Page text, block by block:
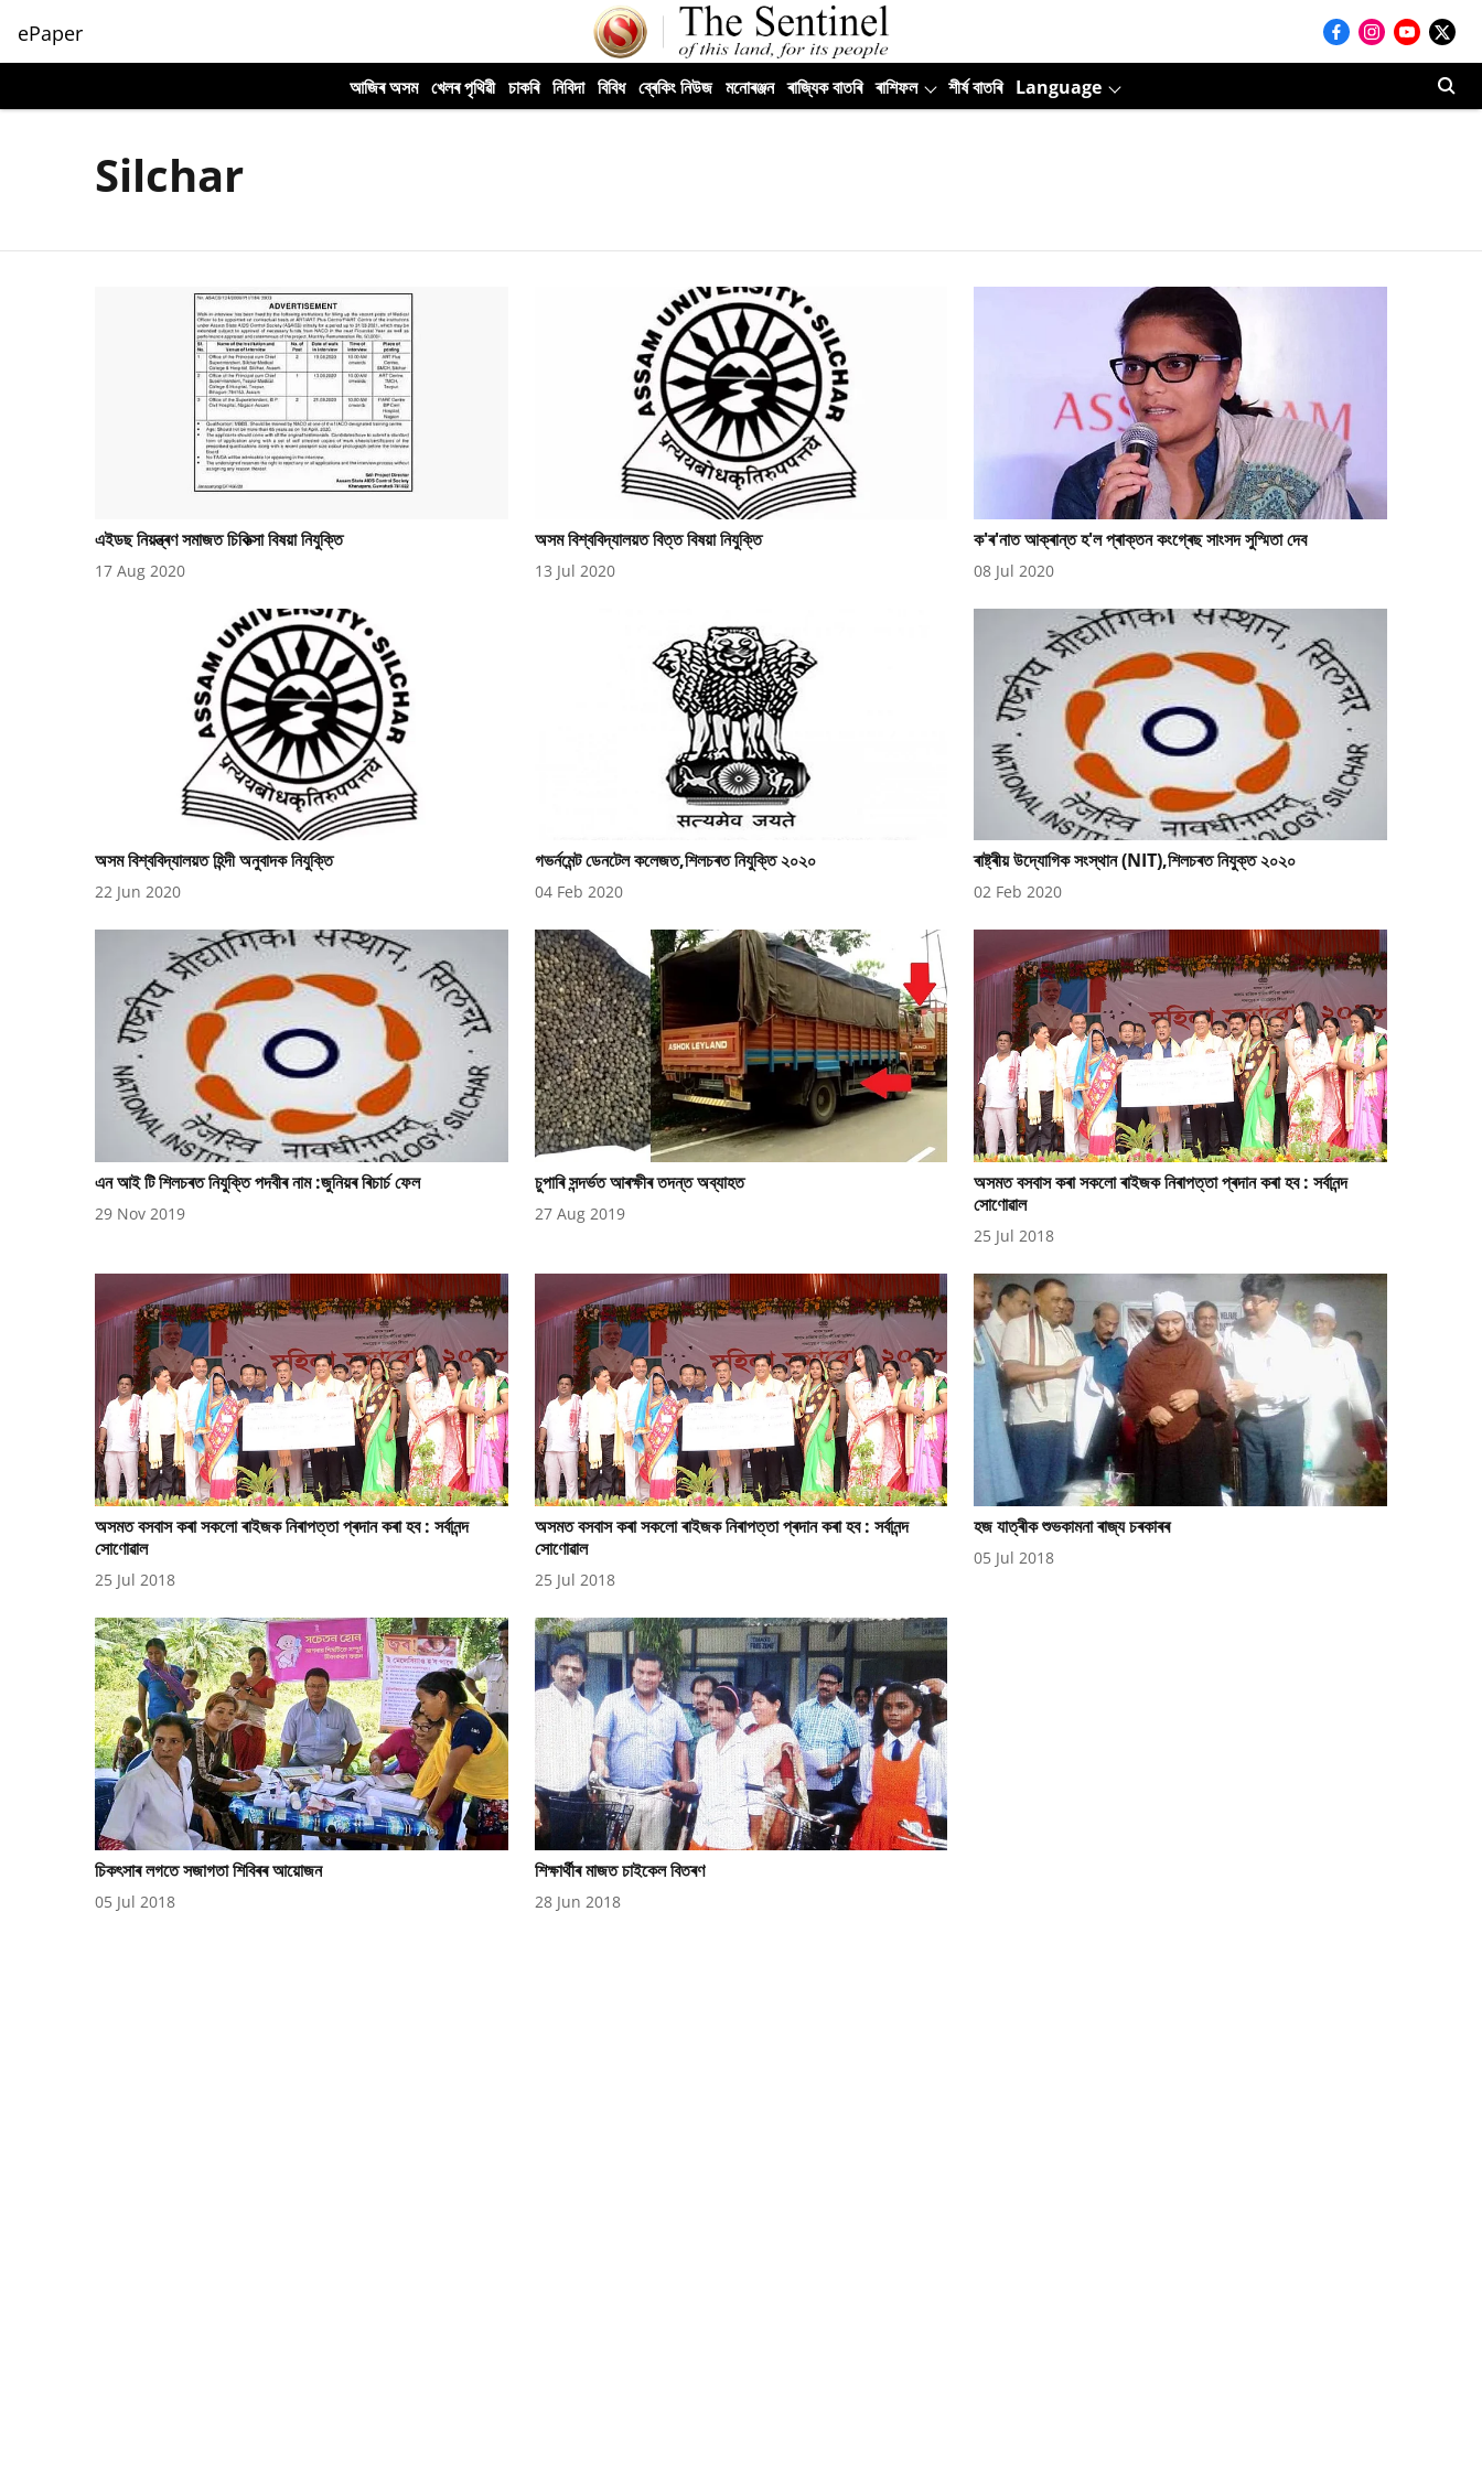
ePaper
আজিৰ অসম খেলৰ পৃথিৱী চাকৰি নিবিদা বিবিধ ব্ৰেকিং নিউজ মনোৰঞ্জন ৰাজ্যিক বাতৰি ৰাশিফল শীৰ্ষ বাতৰি Language
Silchar
এইডছ নিয়ন্ত্ৰণ সমাজত চিকিত্সা বিষয়া নিযুক্তি
17 Aug 2020
অসম বিশ্ববিদ্যালয়ত বিত্ত বিষয়া নিযুক্তি
13 Jul 2020
ক'ৰ'নাত আক্ৰান্ত হ'ল প্ৰাক্তন কংগ্ৰেছ সাংসদ সুস্মিতা দেব
08 Jul 2020
অসম বিশ্ববিদ্যালয়ত হিন্দী অনুবাদক নিযুক্তি
22 Jun 2020
গভৰ্নমেন্ট ডেনটেল কলেজত,শিলচৰত নিযুক্তি ২০২০
04 Feb 2020
ৰাষ্ট্ৰীয় উদ্যোগিক সংস্থান (NIT),শিলচৰত নিযুক্ত ২০২০
02 Feb 2020
এন আই টি শিলচৰত নিযুক্তি পদবীৰ নাম :জুনিয়ৰ ৰিচাৰ্চ ফেল
29 Nov 2019
চুপাৰি সন্দৰ্ভত আৰক্ষীৰ তদন্ত অব্যাহত
27 Aug 2019
অসমত বসবাস কৰা সকলো ৰাইজক নিৰাপত্তা প্ৰদান কৰা হব : সৰ্বানন্দ
সোণোৱাল
25 Jul 2018
অসমত বসবাস কৰা সকলো ৰাইজক নিৰাপত্তা প্ৰদান কৰা হব : সৰ্বানন্দ
সোণোৱাল
25 Jul 2018
অসমত বসবাস কৰা সকলো ৰাইজক নিৰাপত্তা প্ৰদান কৰা হব : সৰ্বানন্দ
সোণোৱাল
25 Jul 2018
হজ যাত্ৰীক শুভকামনা ৰাজ্য চৰকাৰৰ
05 Jul 2018
চিকৎসাৰ লগতে সজাগতা শিবিৰৰ আয়োজন
05 Jul 2018
শিক্ষাৰ্থীৰ মাজত চাইকেল বিতৰণ
28 Jun 2018